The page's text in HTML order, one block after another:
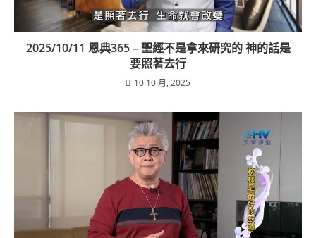
2025/10/11 恩典365 – 聖經不是拿來研究的 神的話是
要照著去行
10 10 月, 2025